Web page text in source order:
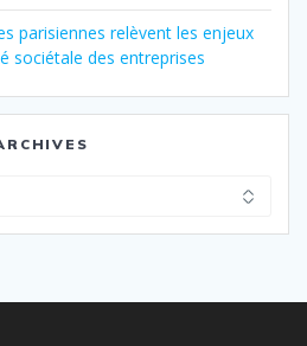
parisiennes relèvent les enjeux
sociétale des entreprises